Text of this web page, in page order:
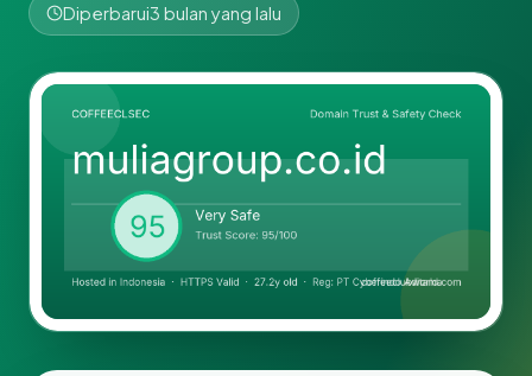
Diperbarui3 bulan yang lalu